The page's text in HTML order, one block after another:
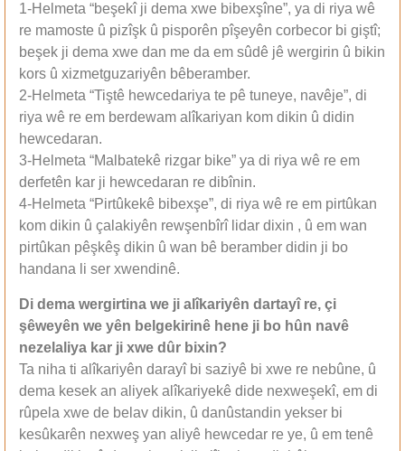
1-Helmeta “beşekî ji dema xwe bibexşîne”, ya di riya wê
re mamoste û pizîşk û pisporên pîşeyên corbecor bi giştî;
beşek ji dema xwe dan me da em sûdê jê wergirin û bikin
kors û xizmetguzariyên bêberamber.
2-Helmeta “Tiştê hewcedariya te pê tuneye, navêje”, di
riya wê re em berdewam alîkariyan kom dikin û didin
hewcedaran.
3-Helmeta “Malbatekê rizgar bike” ya di riya wê re em
derfetên kar ji hewcedaran re dibînin.
4-Helmeta “Pirtûkekê bibexşe”, di riya wê re em pirtûkan
kom dikin û çalakiyên rewşenbîrî lidar dixin , û em wan
pirtûkan pêşkêş dikin û wan bê beramber didin ji bo
handana li ser xwendinê.
Di dema wergirtina we ji alîkariyên dartayî re, çi
şêweyên we yên belgekirinê hene ji bo hûn navê
nezelaliya kar ji xwe dûr bixin?
Ta niha ti alîkariyên darayî bi saziyê bi xwe re nebûne, û
dema kesek an aliyek alîkariyekê dide nexweşekî, em di
rûpela xwe de belav dikin, û danûstandin yekser bi
kesûkarên nexweş yan aliyê hewcedar re ye, û em tenê